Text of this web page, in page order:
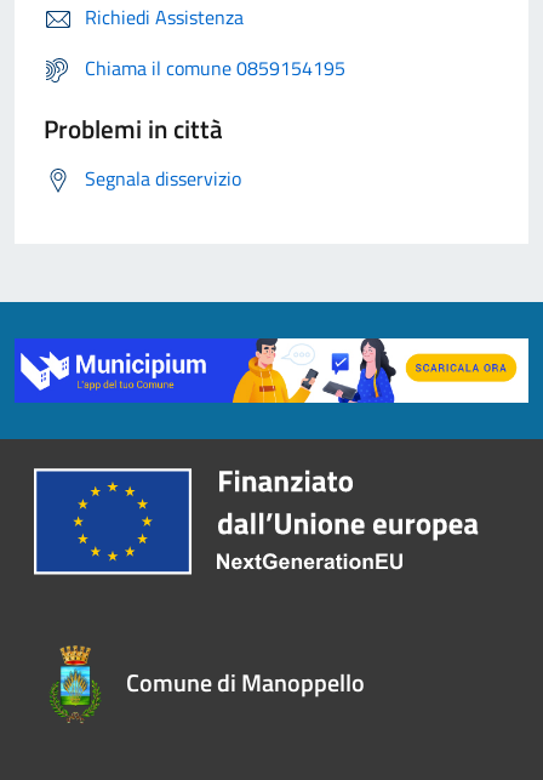
Richiedi Assistenza
Chiama il comune 0859154195
Problemi in città
Segnala disservizio
Comune di Manoppello